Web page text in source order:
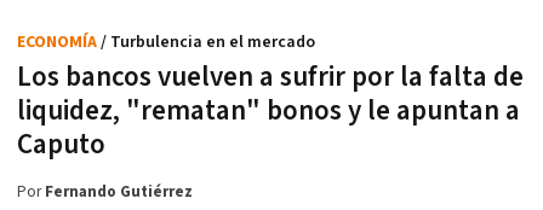
Los bancos vuelven a sufrir por la falta de
liquidez, "rematan" bonos y le apuntan a
Caputo
ECONOMÍA/ Turbulencia en el mercado
PorFernando Gutiérrez